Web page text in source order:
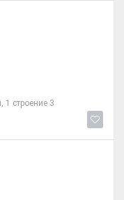
1 строение 3